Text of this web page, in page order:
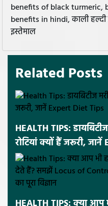
benefits of black turmeric,
benefits in hindi, काली
इस्तेमाल
Related Posts
HEALTH TIPS:
रोटियां क्यों हैं जरूरी, जानें